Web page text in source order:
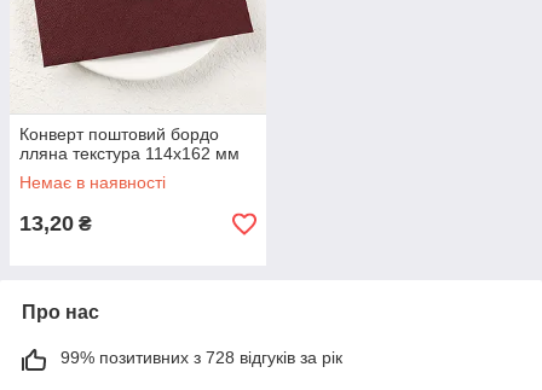
Конверт поштовий бордо
лляна текстура 114х162 мм
Немає в наявності
13,20 ₴
Про нас
99% позитивних з 728 відгуків за рік